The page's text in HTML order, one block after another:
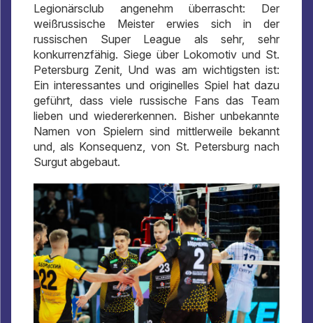
Legionärsclub angenehm überrascht: Der
weißrussische Meister erwies sich in der
russischen Super League als sehr, sehr
konkurrenzfähig. Siege über Lokomotiv und St.
Petersburg Zenit, Und was am wichtigsten ist:
Ein interessantes und originelles Spiel hat dazu
geführt, dass viele russische Fans das Team
lieben und wiedererkennen. Bisher unbekannte
Namen von Spielern sind mittlerweile bekannt
und, als Konsequenz, von St. Petersburg nach
Surgut abgebaut.